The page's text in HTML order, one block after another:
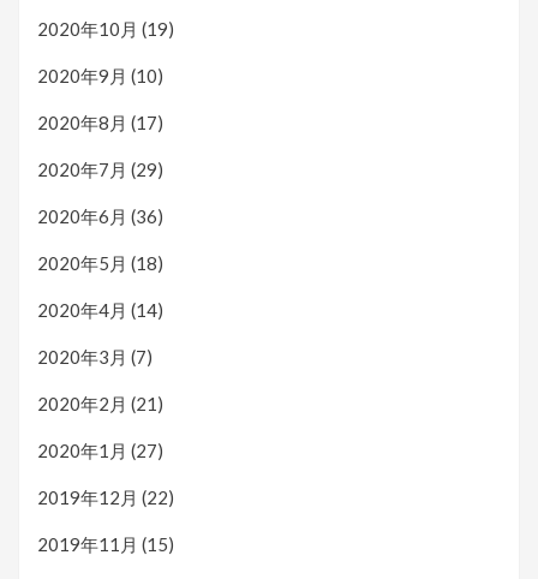
2020年10月 (19)
2020年9月 (10)
2020年8月 (17)
2020年7月 (29)
2020年6月 (36)
2020年5月 (18)
2020年4月 (14)
2020年3月 (7)
2020年2月 (21)
2020年1月 (27)
2019年12月 (22)
2019年11月 (15)